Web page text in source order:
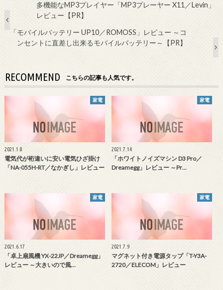
多機能なMP3プレイヤー「MP3プレーヤー X11／Levin」
レビュー【PR】
「モバイルバッテリー UP10／ROMOSS」レビュー ～コ
ンセントに直差し出来るモバイルバッテリー～【PR】
RECOMMEND こちらの記事も人気です。
家電
2021.1.8
電気代が桁違いに安い電気ひざ掛け
「NA-055H-RT／なかぎし」レビュー
家電
2021.7.14
「ホワイトノイズマシン D3 Pro／
Dreamegg」レビュー ～Pr…
家電
2021.6.17
「卓上扇風機 YX-22JP／Dreamegg」
レビュー ～大きいので風…
家電
2021.7.9
マグネット付き電源タップ「T-Y3A-
2720／ELECOM」レビュー